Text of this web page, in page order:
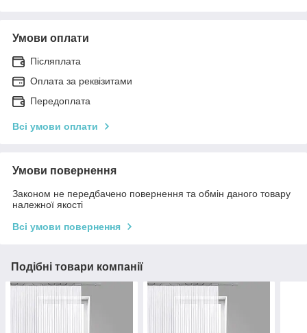
Умови оплати
Післяплата
Оплата за реквізитами
Передоплата
Всі умови оплати
Умови повернення
Законом не передбачено повернення та обмін даного товару
належної якості
Всі умови повернення
Подібні товари компанії